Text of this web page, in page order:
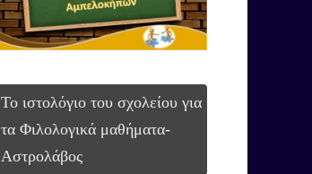
Το ιστολόγιο του σχολείου για
τα Φιλολογικά μαθήματα-
Αστρολάβος